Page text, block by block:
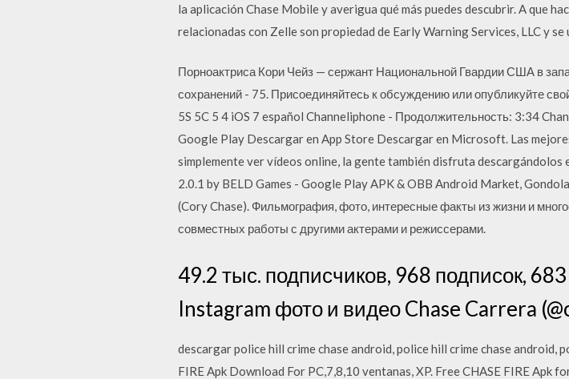
la aplicación Chase Mobile y averigua qué más puedes descubrir. A que
relacionadas con Zelle son propiedad de Early Warning Services, LLC y se
Порноактриса Кори Чейз — сержант Национальной Гвардии США в
сохранений - 75. Присоединяйтесь к обсуждению или опубликуйте
5S 5C 5 4 iOS 7 español Channeliphone - Продолжительность: 3:34
Google Play Descargar en App Store Descargar en Microsoft. Las
simplemente ver vídeos online, la gente también disfruta
2.0.1 by BELD Games - Google Play APK & OBB Android Market,
(Cory Chase). Фильмография, фото, интересные факты из жизни и
совместных работы с другими актерами и режиссерами.
49.2 тыс. подписчиков, 968 подписок,
Instagram фото и видео Chase Carrera
descargar police hill crime chase android, police hill crime chase android,
FIRE Apk Download For PC,7,8,10 ventanas, XP. Free CHASE FIRE Apk